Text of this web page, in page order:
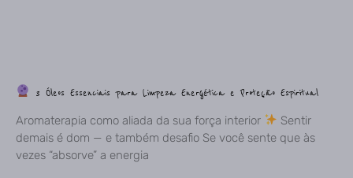
3 Óleos Essenciais para Limpeza Energética e Proteção Espiritual
Aromaterapia como aliada da sua força interior
Sentir
demais é dom — e também desafio Se você sente que às
vezes “absorve” a energia